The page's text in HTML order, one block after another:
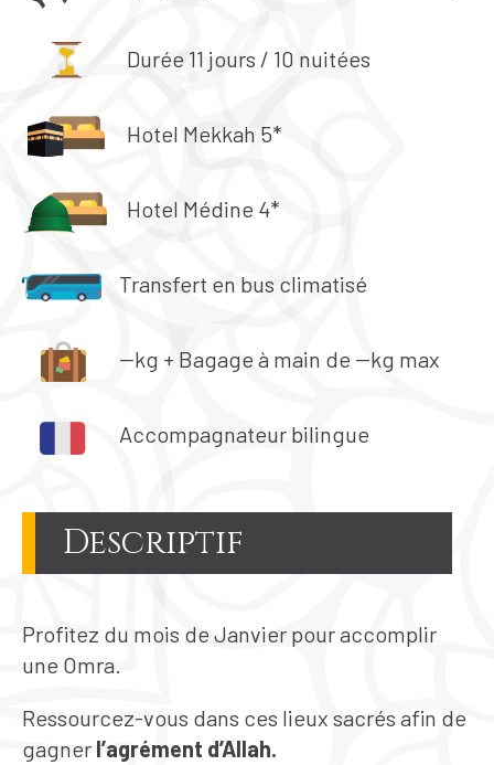
Durée 11 jours / 10 nuitées
Hotel Mekkah 5*
Hotel Médine 4*
Transfert en bus climatisé
--kg + Bagage à main de --kg max
Accompagnateur bilingue
Descriptif
Profitez du mois de Janvier pour accomplir
une Omra.
Ressourcez-vous dans ces lieux sacrés afin de
gagner l’agrément d’Allah.